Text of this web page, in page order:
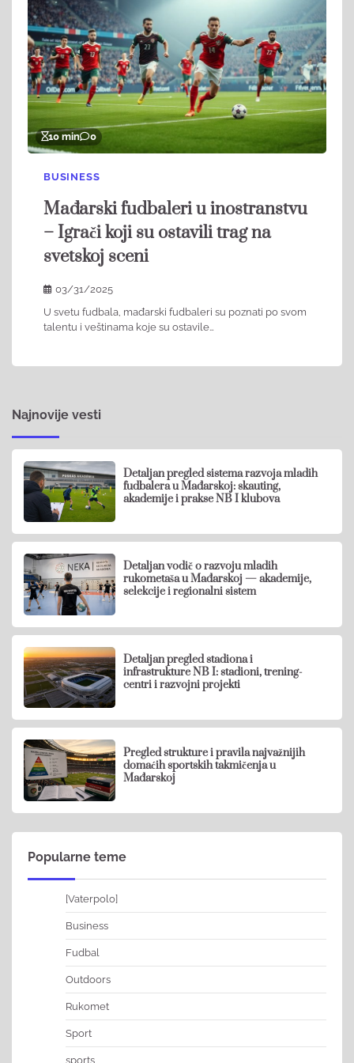
10 min 0
BUSINESS
Mađarski fudbaleri u inostranstvu
– Igrači koji su ostavili trag na
svetskoj sceni​
03/31/2025
U svetu fudbala, mađarski fudbaleri su poznati po svom
talentu i veštinama koje su ostavile…
Najnovije vesti
Detaljan pregled sistema razvoja mladih
fudbalera u Mađarskoj: skauting,
akademije i prakse NB I klubova
Detaljan vodič o razvoju mladih
rukometaša u Mađarskoj — akademije,
selekcije i regionalni sistem
Detaljan pregled stadiona i
infrastrukture NB I: stadioni, trening-
centri i razvojni projekti
Pregled strukture i pravila najvažnijih
domaćih sportskih takmičenja u
Mađarskoj
Popularne teme
[Vaterpolo]
Business
Fudbal
Outdoors
Rukomet
Sport
sports